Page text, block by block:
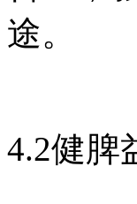
途。
4.2健脾